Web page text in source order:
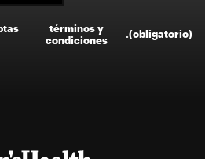
términos y
condiciones
.(obligatorio)